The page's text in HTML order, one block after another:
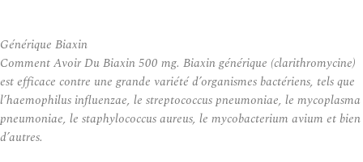
Générique Biaxin
Comment Avoir Du Biaxin 500 mg. Biaxin générique (clarithromycine)
est efficace contre une grande variété d’organismes bactériens, tels que
l’haemophilus influenzae, le streptococcus pneumoniae, le mycoplasma
pneumoniae, le staphylococcus aureus, le mycobacterium avium et bien
d’autres.